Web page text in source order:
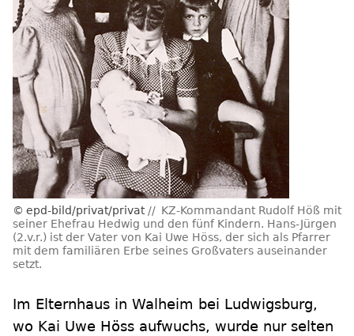
epd-bild/privat/privat
KZ-Kommandant Rudolf Höß mit
seiner Ehefrau Hedwig und den fünf Kindern. Hans-Jürgen
(2.v.r.) ist der Vater von Kai Uwe Höss, der sich als Pfarrer
mit dem familiären Erbe seines Großvaters auseinander
setzt.
Im Elternhaus in Walheim bei Ludwigsburg,
wo Kai Uwe Höss aufwuchs, wurde nur selten